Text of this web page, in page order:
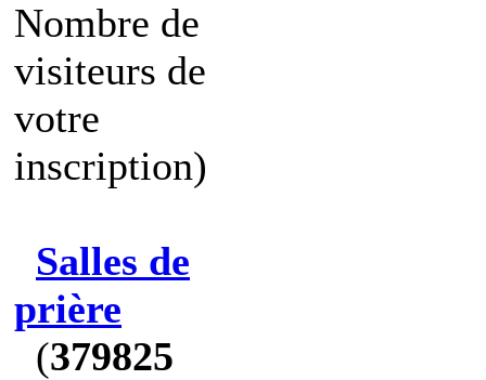
Nombre de
visiteurs de
votre
inscription)
Salles de
prière
(379825